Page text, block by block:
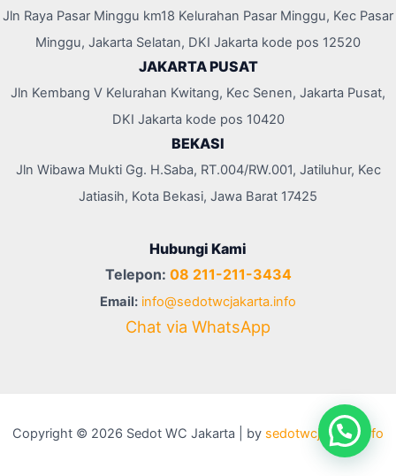
Jln Raya Pasar Minggu km18 Kelurahan Pasar Minggu, Kec Pasar
Minggu, Jakarta Selatan, DKI Jakarta kode pos 12520
JAKARTA PUSAT
Jln Kembang V Kelurahan Kwitang, Kec Senen, Jakarta Pusat,
DKI Jakarta kode pos 10420
BEKASI
Jln Wibawa Mukti Gg. H.Saba, RT.004/RW.001, Jatiluhur, Kec
Jatiasih, Kota Bekasi, Jawa Barat 17425
Hubungi Kami
Telepon: 08 211-211-3434
Email: info@sedotwcjakarta.info
Chat via WhatsApp
Copyright © 2026 Sedot WC Jakarta | by sedotwcjakarta.info